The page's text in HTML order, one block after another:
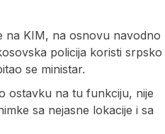
na KIM, na osnovu navodno
policija koristi srpsko
se ministar.
ostavku na tu funkciju, nije
sa nejasne lokacije i sa